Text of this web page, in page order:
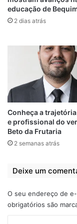
Morte
educação de
2 dias atrás
Conheça a
e profissional do
Beto da Frutaria
2 semanas atrás
Deixe um
O seu endereço de
obrigatórios são